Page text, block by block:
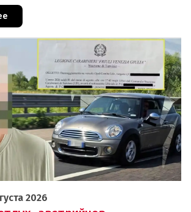
на поч
2026